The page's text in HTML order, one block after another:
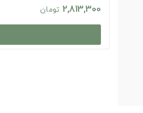
2,813,300 تومان